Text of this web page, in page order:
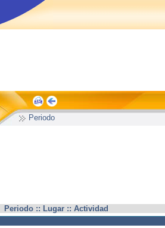
Periodo
Periodo :: Lugar :: Actividad